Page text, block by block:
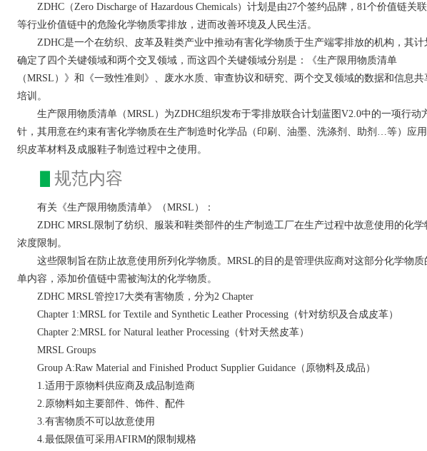
ZDHC（Zero Discharge of Hazardous Chemicals）计划是由27个签约品牌，81个价值链关
等行业价值链中的危险化学物质零排放，进而改善环境及人民生活。
ZDHC是一个在纺织、皮革及鞋类产业中推动有害化学物质于生产端零排放的机构，其计
确定了四个关键领域和两个交叉领域，而这四个关键领域分别是：《生产限用物质清单
（MRSL）》和《一致性准则》、废水水质、审查协议和研究、两个交叉领域的数据和信息共
培训。
生产限用物质清单（MRSL）为ZDHC组织发布于零排放联合计划蓝图V2.0中的一项行动
针，其用意在约束有害化学物质在生产制造时化学品（印刷、油墨、洗涤剂、助剂…等）应
织皮革材料及成服鞋子制造过程中之使用。
规范内容
有关《生产限用物质清单》（MRSL）：
ZDHC MRSL限制了纺织、服装和鞋类部件的生产制造工厂在生产过程中故意使用的化
浓度限制。
这些限制旨在防止故意使用所列化学物质。MRSL的目的是管理供应商对这部分化学物
单内容，添加价值链中需被淘汰的化学物质。
ZDHC MRSL管控17大类有害物质，分为2 Chapter
Chapter 1:MRSL for Textile and Synthetic Leather Processing（针对纺织及合成皮革）
Chapter 2:MRSL for Natural leather Processing（针对天然皮革）
MRSL Groups
Group A:Raw Material and Finished Product Supplier Guidance（原物料及成品）
1.适用于原物料供应商及成品制造商
2.原物料如主要部件、饰件、配件
3.有害物质不可以故意使用
4.最低限值可采用AFIRM的限制规格